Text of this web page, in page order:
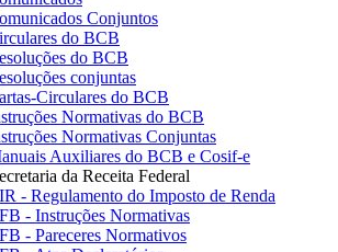
Conjuntos
do BCB
do BCB
conjuntas
Circulares do BCB
Normativas do BCB
Normativas Conjuntas
Auxiliares do BCB e Cosif-e
da Receita Federal
- Regulamento do Imposto de Renda
- Instruções Normativas
- Pareceres Normativos